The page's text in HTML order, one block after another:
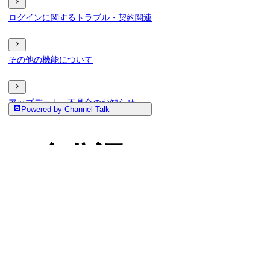
ログインに関するトラブル・契約関連
その他の機能について
アップデート・不具合のお知らせ
Powered by Channel Talk
身分証のOCRス